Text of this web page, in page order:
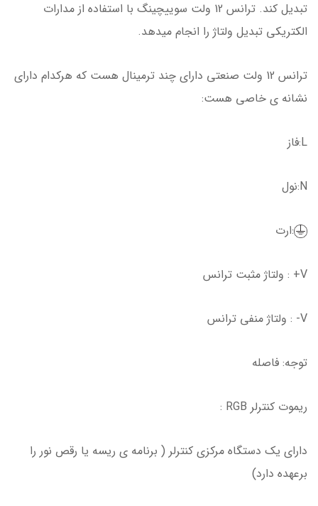
تبدیل کند. ترانس 12 ولت سوییچینگ با استفاده از مدارات
الکتریکی تبدیل ولتاژ را انجام میدهد.
ترانس 12 ولت صنعتی دارای چند ترمینال هست که هرکدام دارای
نشانه ی خاصی هست:
L:فاز
N:نول
:ارت
V+ : ولتاژ مثبت ترانس
V- : ولتاژ منفی ترانس
توجه: فاصله
ریموت کنترلر RGB :
دارای یک دستگاه مرکزی کنترلر ( برنامه ی ریسه یا رقص نور را
برعهده دارد)